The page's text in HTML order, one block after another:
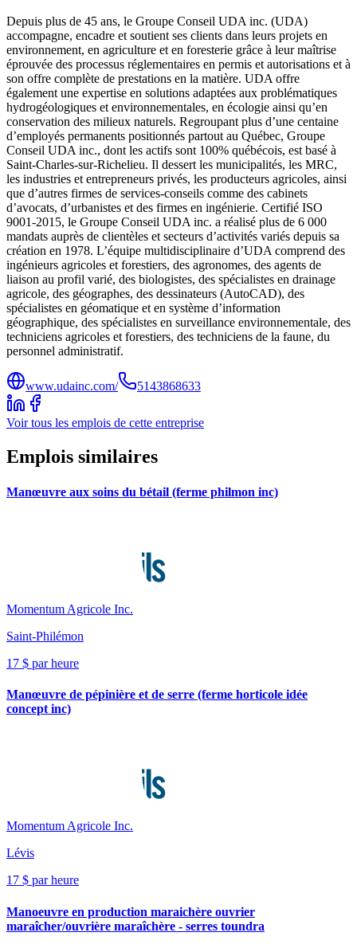
Depuis plus de 45 ans, le Groupe Conseil UDA inc. (UDA)
accompagne, encadre et soutient ses clients dans leurs projets en
environnement, en agriculture et en foresterie grâce à leur maîtrise
éprouvée des processus réglementaires en permis et autorisations et à
son offre complète de prestations en la matière. UDA offre
également une expertise en solutions adaptées aux problématiques
hydrogéologiques et environnementales, en écologie ainsi qu’en
conservation des milieux naturels. Regroupant plus d’une centaine
d’employés permanents positionnés partout au Québec, Groupe
Conseil UDA inc., dont les actifs sont 100% québécois, est basé à
Saint-Charles-sur-Richelieu. Il dessert les municipalités, les MRC,
les industries et entrepreneurs privés, les producteurs agricoles, ainsi
que d’autres firmes de services-conseils comme des cabinets
d’avocats, d’urbanistes et des firmes en ingénierie. Certifié ISO
9001-2015, le Groupe Conseil UDA inc. a réalisé plus de 6 000
mandats auprès de clientèles et secteurs d’activités variés depuis sa
création en 1978. L’équipe multidisciplinaire d’UDA comprend des
ingénieurs agricoles et forestiers, des agronomes, des agents de
liaison au profil varié, des biologistes, des spécialistes en drainage
agricole, des géographes, des dessinateurs (AutoCAD), des
spécialistes en géomatique et en système d’information
géographique, des spécialistes en surveillance environnementale, des
techniciens agricoles et forestiers, des techniciens de la faune, du
personnel administratif.
www.udainc.com/ 5143868633
Voir tous les emplois de cette entreprise
Emplois similaires
Manœuvre aux soins du bétail (ferme philmon inc)
Momentum Agricole Inc.
Saint-Philémon
17 $ par heure
Manœuvre de pépinière et de serre (ferme horticole idée
concept inc)
Momentum Agricole Inc.
Lévis
17 $ par heure
Manoeuvre en production maraichère ouvrier
maraîcher/ouvrière maraîchère - serres toundra